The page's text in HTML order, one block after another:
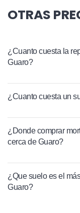
OTRAS
¿Cuanto cuesta la
Guaro?
¿Cuanto cuesta un
¿Donde comprar
cerca de Guaro?
¿Que suelo es el
Guaro?